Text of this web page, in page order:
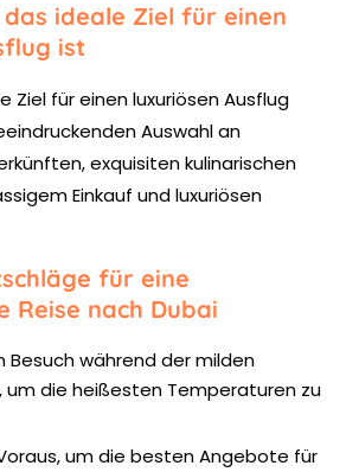
ideale Ziel für einen
ist
Ziel für einen luxuriösen Ausflug
Auswahl an
exquisiten kulinarischen
Einkauf und luxuriösen
für eine
Reise nach Dubai
Besuch während der milden
die heißesten Temperaturen zu
um die besten Angebote für